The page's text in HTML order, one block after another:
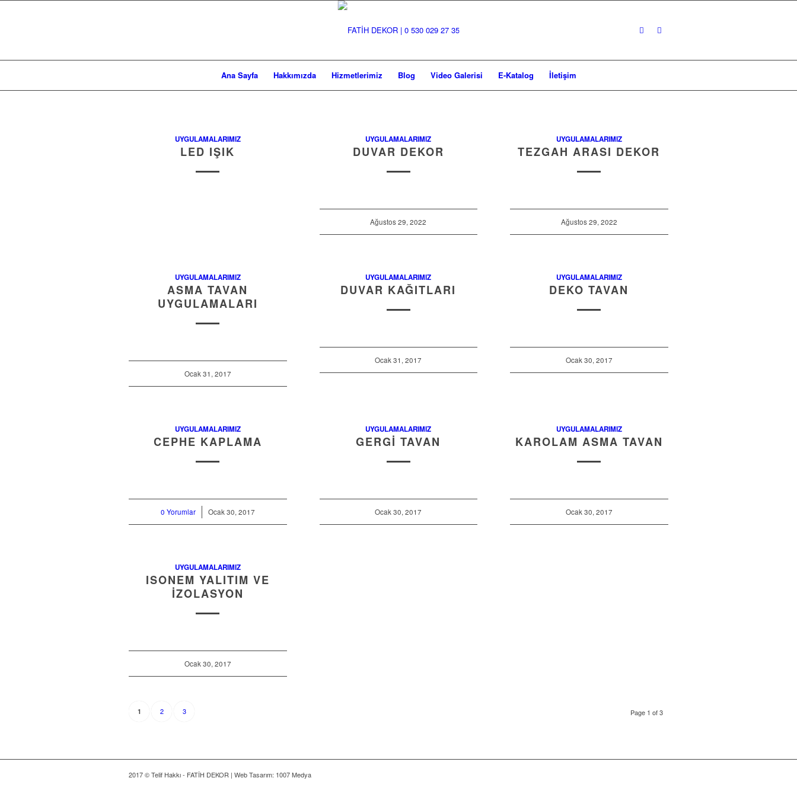
Ana Sayfa Hakkımızda Hizmetlerimiz Blog Video Galerisi E-Katalog İletişim
UYGULAMALARIMIZ
LED IŞIK
UYGULAMALARIMIZ
DUVAR DEKOR
Ağustos 29, 2022
UYGULAMALARIMIZ
TEZGAH ARASI DEKOR
Ağustos 29, 2022
UYGULAMALARIMIZ
ASMA TAVAN
UYGULAMALARI
Ocak 31, 2017
UYGULAMALARIMIZ
DUVAR KAĞITLARI
Ocak 31, 2017
UYGULAMALARIMIZ
DEKO TAVAN
Ocak 30, 2017
UYGULAMALARIMIZ
CEPHE KAPLAMA
0 Yorumlar
/ Ocak 30, 2017
UYGULAMALARIMIZ
GERGI TAVAN
Ocak 30, 2017
UYGULAMALARIMIZ
KAROLAM ASMA TAVAN
Ocak 30, 2017
UYGULAMALARIMIZ
ISONEM YALITIM VE
İZOLASYON
Ocak 30, 2017
Page 1 of 3
1 2 3
2017 © Telif Hakkı - FATİH DEKOR | Web Tasarım: 1007 Medya